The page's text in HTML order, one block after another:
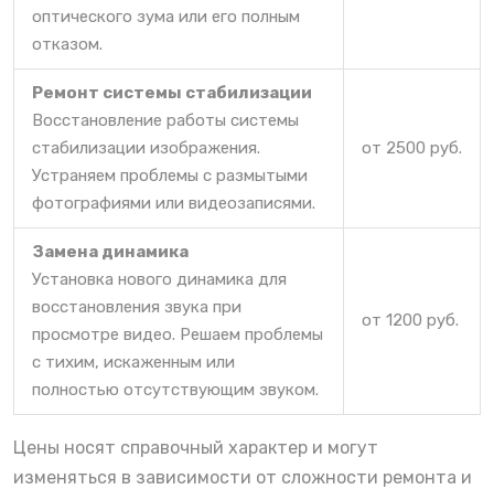
оптического зума или его полным
отказом.
Ремонт системы стабилизации
Восстановление работы системы
стабилизации изображения.
Устраняем проблемы с размытыми
фотографиями или видеозаписями.
от 2500 руб.
Замена динамика
Установка нового динамика для
восстановления звука при
просмотре видео. Решаем проблемы
с тихим, искаженным или
полностью отсутствующим звуком.
от 1200 руб.
Цены носят справочный характер и могут
изменяться в зависимости от сложности ремонта и